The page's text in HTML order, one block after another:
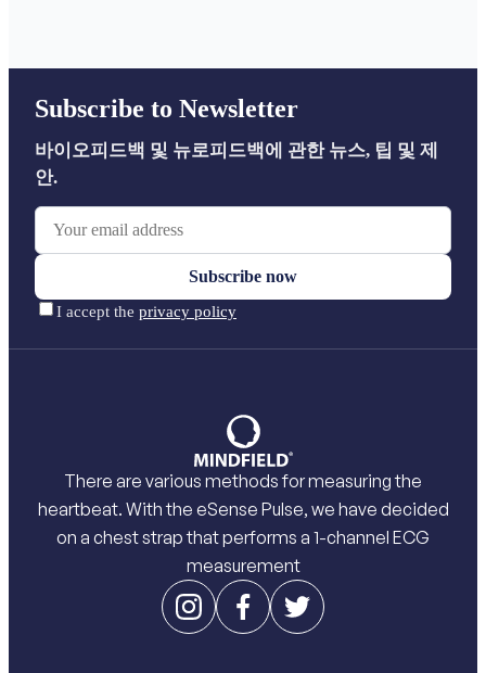
There are various methods for measuring the
heartbeat. With the eSense Pulse, we have decided
on a chest strap that performs a 1-channel ECG
measurement